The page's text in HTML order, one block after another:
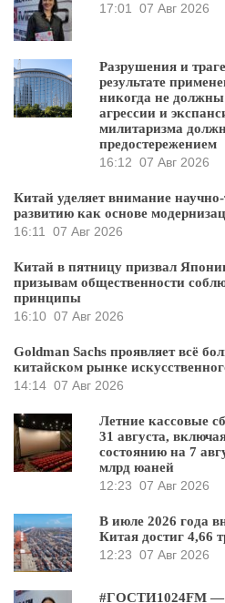
17:01 07 Авг 2026
Разрушения и
результате
никогда не
агрессии и
милитаризма
предостережением
16:12 07 Авг 2026
Китай уделяет внимание
развитию как основе
16:11 07 Авг 2026
Китай в пятницу призвал
призывам общественности
принципы
16:10 07 Авг 2026
Goldman Sachs проявляет всё
китайском рынке
14:14 07 Авг 2026
Летние кассовые
31 августа,
состоянию на 7
млрд юаней
12:23 07 Авг 2026
В июле 2026 года
Китая достиг 4,66
12:23 07 Авг 2026
#ГОСТИ1024FM —